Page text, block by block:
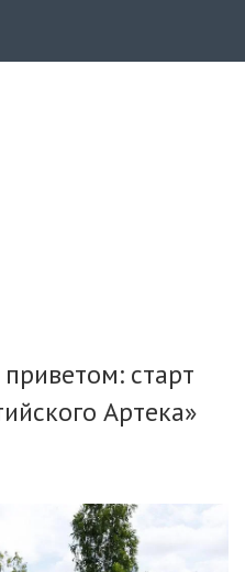
старт
Артека»